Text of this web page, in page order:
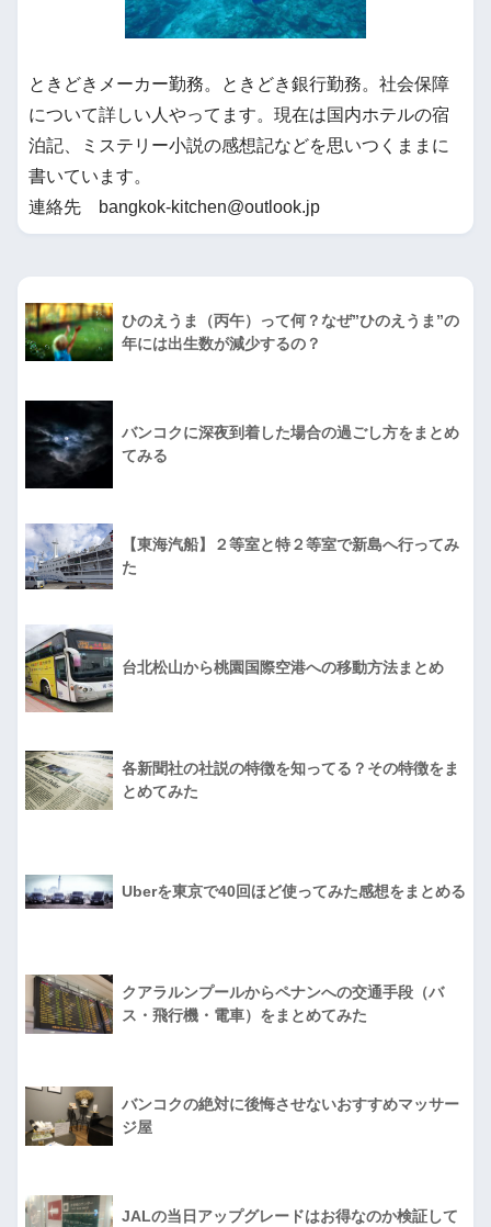
ときどきメーカー勤務。ときどき銀行勤務。社会保障
について詳しい人やってます。現在は国内ホテルの宿
泊記、ミステリー小説の感想記などを思いつくままに
書いています。
連絡先 bangkok-kitchen@outlook.jp
ひのえうま（丙午）って何？なぜ”ひのえうま”の
年には出生数が減少するの？
バンコクに深夜到着した場合の過ごし方をまとめ
てみる
【東海汽船】２等室と特２等室で新島へ行ってみ
た
台北松山から桃園国際空港への移動方法まとめ
各新聞社の社説の特徴を知ってる？その特徴をま
とめてみた
Uberを東京で40回ほど使ってみた感想をまとめる
クアラルンプールからペナンへの交通手段（バ
ス・飛行機・電車）をまとめてみた
バンコクの絶対に後悔させないおすすめマッサー
ジ屋
JALの当日アップグレードはお得なのか検証して